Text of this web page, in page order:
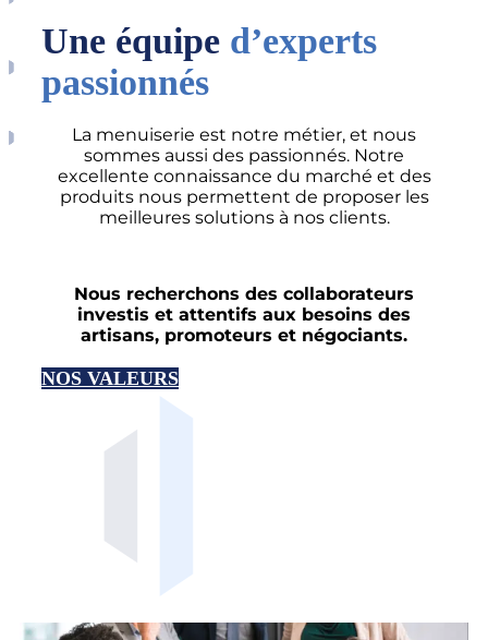
Une équipe d’experts
passionnés
La menuiserie est notre métier, et nous
sommes aussi des passionnés. Notre
excellente connaissance du marché et des
produits nous permettent de proposer les
meilleures solutions à nos clients.
Nous recherchons des collaborateurs
investis et attentifs aux besoins des
artisans, promoteurs et négociants.
NOS VALEURS